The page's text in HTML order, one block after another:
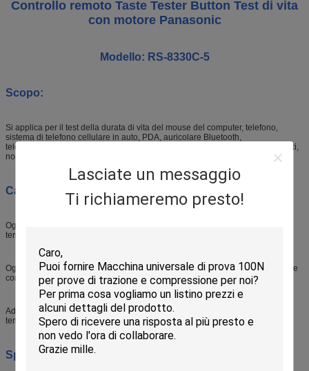
Lasciate un messaggio
Ti richiameremo presto!
Controllo remoto Taste Tester Button Test di vita
con motore Panasonic
Modello: RS-8330C-5
Scopo:
Si applica per il test della durata di vita del mouse del computer, telefono,
sistema di telefono cellulare in auto, PDA, auricolare Bluetooth,
telecomando,MP3/CD e altri prodotti elettronici a basso consumo non elencati,
nonché connettori e molle.
Caratteristicas
Ogni stazione di prova è controllata e funzionante in modo indipendente:
tempi/condotto/attivazione/spentazione/velocità, ecc.
Ogni stazione di prova può testare 3 tasti alla volta, la pressione è regolabile e
con sistema di calibrazione per controllare la forza di colpo.
Adottare giapponese Panasonic driver motore, con basso rumore e lungo
tempo di vita di prova.
Specificità: